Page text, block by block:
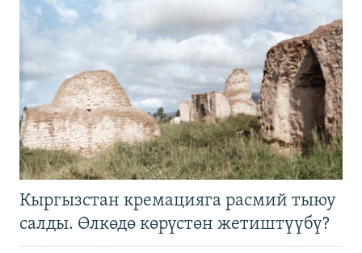
Кыргызстан кремацияга расмий тыюу
салды. Өлкөдө көрүстөн жетиштүүбү?